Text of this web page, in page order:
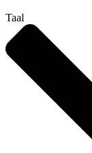
Taal